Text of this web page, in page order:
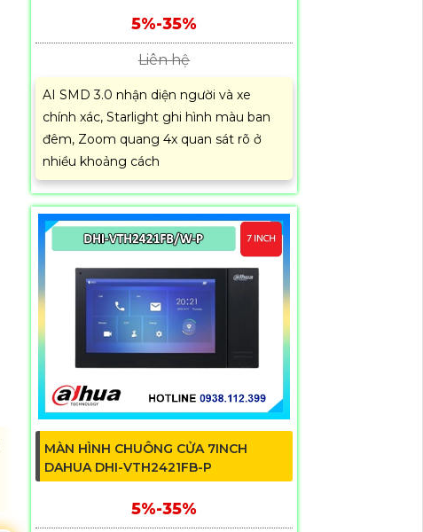
5%-35%
Liên hệ
AI SMD 3.0 nhận diện người và xe
chính xác, Starlight ghi hình màu ban
đêm, Zoom quang 4x quan sát rõ ở
nhiều khoảng cách
MÀN HÌNH CHUÔNG CỬA 7INCH
DAHUA DHI-VTH2421FB-P
5%-35%